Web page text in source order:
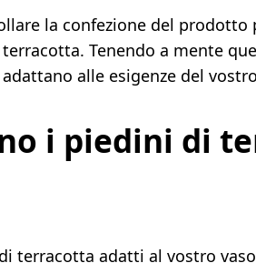
la confezione del prodotto
Tenendo a mente
alle esigenze del
i piedini di
terracotta adatti al vostro